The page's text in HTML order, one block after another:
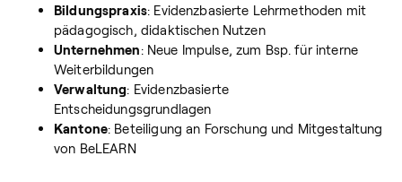
Bildungspraxis: Evidenzbasierte Lehrmethoden mit
pädagogisch, didaktischen Nutzen
Unternehmen: Neue Impulse, zum Bsp. für interne
Weiterbildungen
Verwaltung: Evidenzbasierte
Entscheidungsgrundlagen
Kantone: Beteiligung an Forschung und Mitgestaltung
von BeLEARN